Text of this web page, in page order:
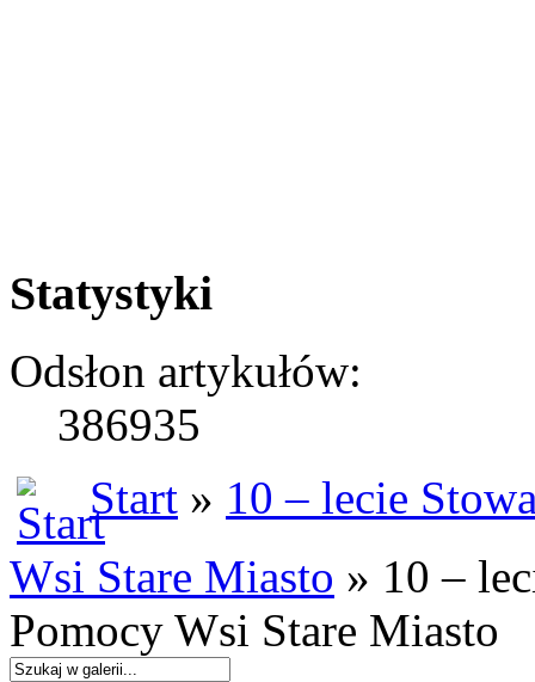
Statystyki
Odsłon artykułów:
386935
Start » 10 – lecie
Wsi Stare Miasto » 10 –
Pomocy Wsi Stare Miasto